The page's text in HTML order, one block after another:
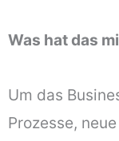
Was hat das
Um das
Prozesse,